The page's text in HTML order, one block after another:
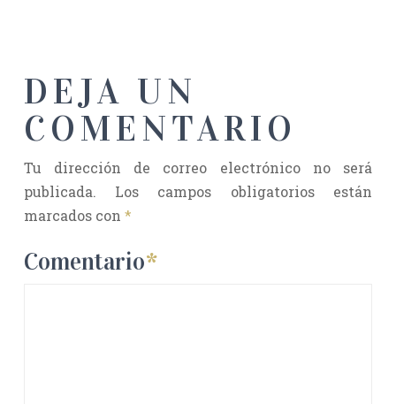
DEJA UN
COMENTARIO
Tu dirección de correo electrónico no será
publicada.
Los campos obligatorios están
marcados con *
Comentario*